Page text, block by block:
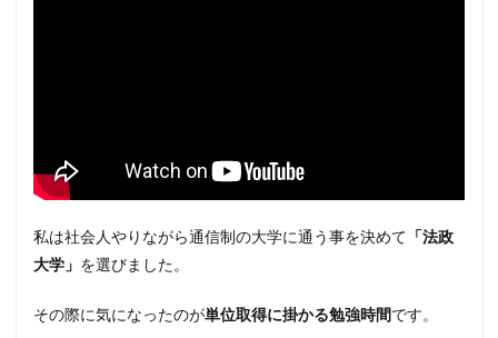
私は社会人やりながら通信制の大学に通う事を決めて 「法政
大学」 を選びました。
その際に気になったのが単位取得に掛かる勉強時間です。